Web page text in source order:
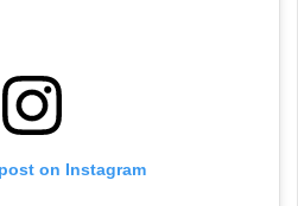
on Instagram